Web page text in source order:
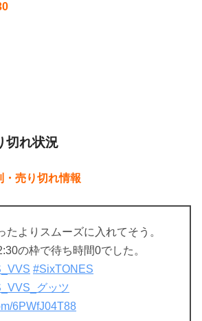
切れ状況
・売り切れ情報
たよりスムーズに入れてそう。
の枠で待ち時間0でした。
#SixTONES
グッツ
6PWfJ04T88